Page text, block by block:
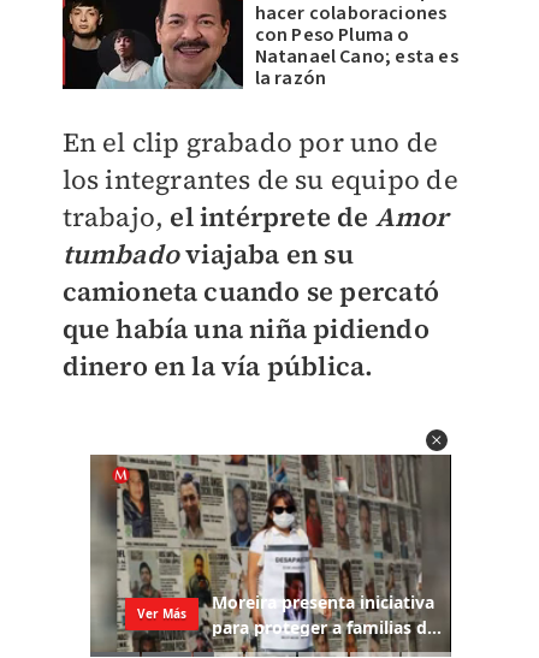
hacer colaboraciones
con Peso Pluma o
Natanael Cano; esta es
la razón
En el clip grabado por uno de
los integrantes de su equipo de
trabajo, el intérprete de Amor
tumbadoviajaba en su
camioneta cuando se percató
que había una niña pidiendo
dinero en la vía pública.